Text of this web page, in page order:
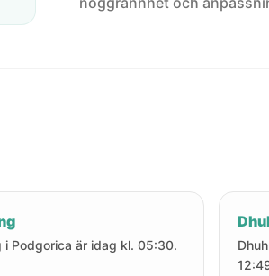
i Podgorica är idag kl. 05:30.